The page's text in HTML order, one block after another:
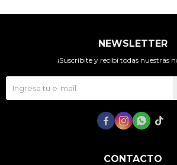
CONTACTO
NEWSLETTER
¡Suscribite y recibí todas nuestras
   